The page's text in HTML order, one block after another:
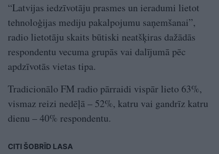
“Latvijas iedzīvotāju prasmes un ieradumi lietot
tehnoloģijas mediju pakalpojumu saņemšanai”,
radio lietotāju skaits būtiski neatšķiras dažādās
respondentu vecuma grupās vai dalījumā pēc
apdzīvotās vietas tipa.
Tradicionālo FM radio pārraidi vispār lieto 63%,
vismaz reizi nedēļā – 52%, katru vai gandrīz katru
dienu – 40% respondentu.
CITI ŠOBRĪD LASA